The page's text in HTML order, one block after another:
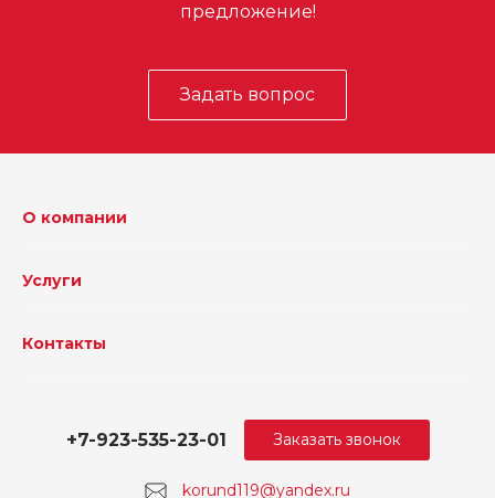
предложение!
Задать вопрос
О компании
Услуги
Контакты
korund119@yandex.ru
+7-923-535-23-01 Заказать звонок